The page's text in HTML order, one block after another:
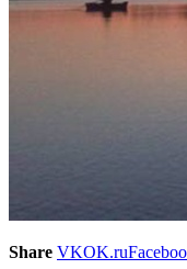
Share VKOK.ru